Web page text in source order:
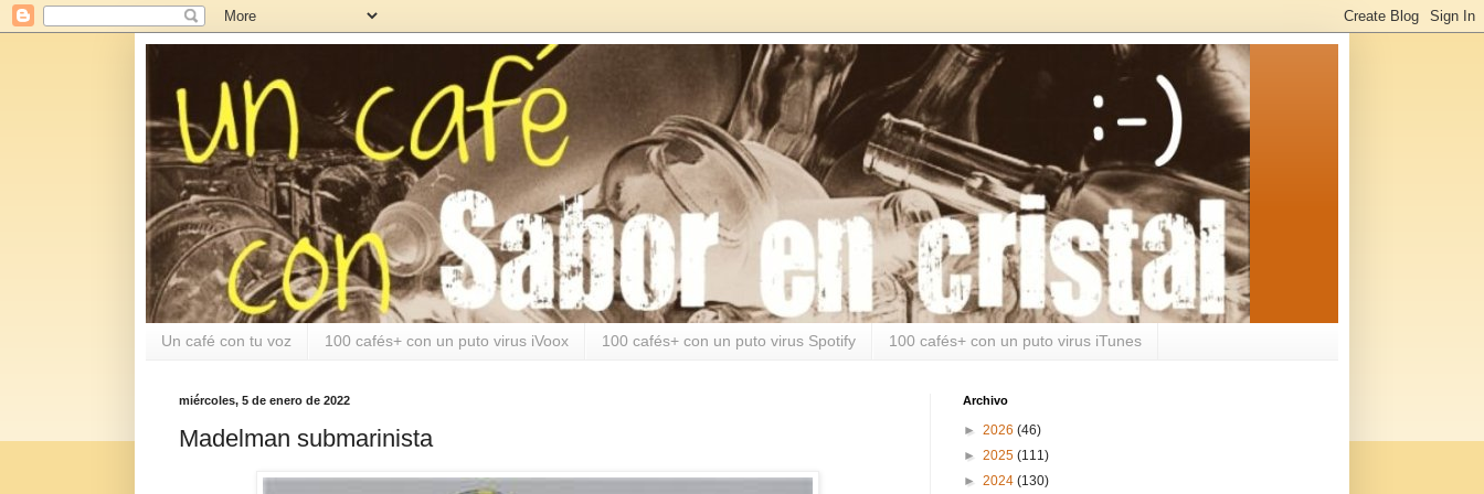
Un café con tu voz 100 cafés+ con un puto virus iVoox 100 cafés+ con un puto virus Spotify 100 cafés+ con un puto virus iTunes
miércoles, 5 de enero de 2022
Madelman submarinista
Archivo
► 2026 (46)
► 2025 (111)
► 2024 (130)